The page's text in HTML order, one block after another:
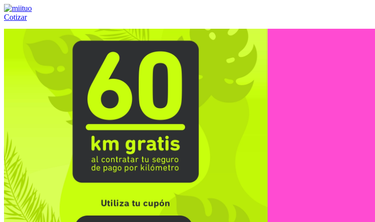
Cotizar
(55) 84-21-05-00ó800-953-00-59